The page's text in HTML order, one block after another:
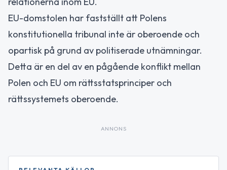
EU-domstolen har fastställt att Polens
konstitutionella tribunal inte är oberoende och
opartisk på grund av politiserade utnämningar.
Detta är en del av en pågående konflikt mellan
Polen och EU om rättsstatsprinciper och
rättssystemets oberoende.
ANNONS